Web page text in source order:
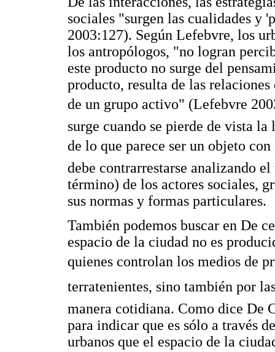
sociales "surgen las cualidades y
2003:127). Según Lefebvre, los
los antropólogos, "no logran
este producto no surge del
producto, resulta de las
de un grupo activo" (Lefebvre
surge cuando se pierde de vista
de lo que parece ser un objeto
debe contrarrestarse analizando
término) de los actores sociales,
sus normas y formas particulares.
También podemos buscar en De
espacio de la ciudad no es
quienes controlan los medios de
terratenientes, sino también por
manera cotidiana. Como dice De
para indicar que es sólo a través
urbanos que el espacio de la